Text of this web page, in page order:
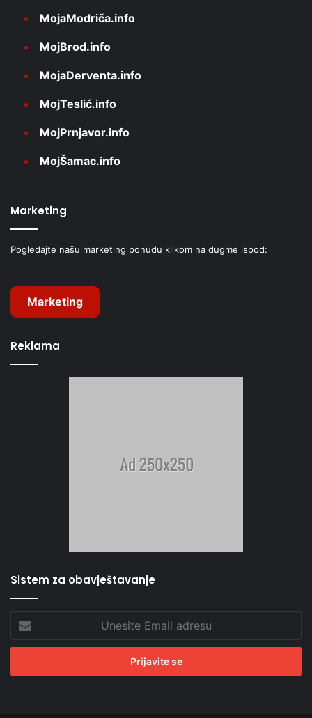
MojaModriča.info
MojBrod.info
MojaDerventa.info
MojTeslić.info
MojPrnjavor.info
MojŠamac.info
Marketing
Pogledajte našu marketing ponudu klikom na dugme ispod:
Marketing
Reklama
Sistem za obavještavanje
Unesite
Email
adresu